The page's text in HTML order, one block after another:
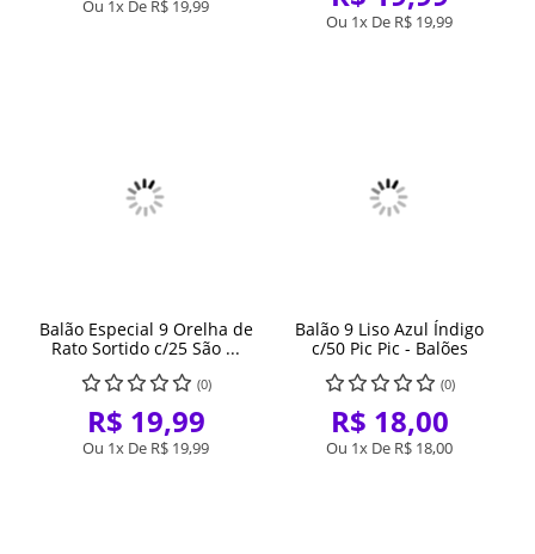
Ou 1x De R$ 19,99
Ou 1x De R$ 19,99
Balão Especial 9 Orelha de
Rato Sortido c/25 São ...
(0)
R$ 19,99
Ou 1x De R$ 19,99
Balão 9 Liso Azul Índigo
c/50 Pic Pic - Balões
(0)
R$ 18,00
Ou 1x De R$ 18,00